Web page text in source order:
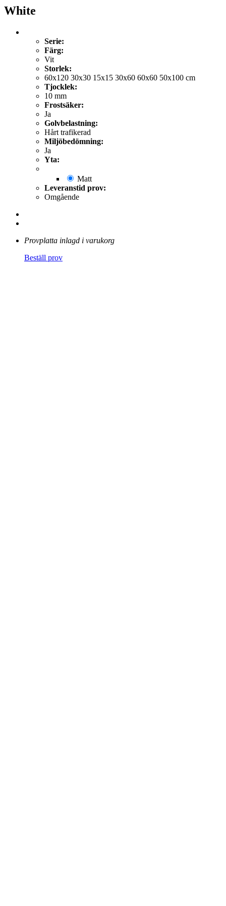
White
Serie:
Färg:
Vit
Storlek:
60x120 30x30 15x15 30x60 60x60 50x100 cm
Tjocklek:
10 mm
Frostsäker:
Ja
Golvbelastning:
Hårt trafikerad
Miljöbedömning:
Ja
Yta:
Matt
Leveranstid prov:
Omgående
Provplatta inlagd i varukorg
Beställ prov